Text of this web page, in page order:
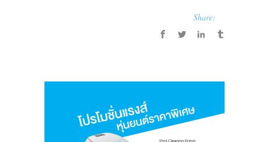
Share: